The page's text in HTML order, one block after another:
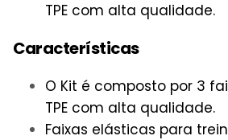
TPE com alta qualidade.
Características
O Kit é composto por 3
TPE com alta qualidade.
Faixas elásticas para